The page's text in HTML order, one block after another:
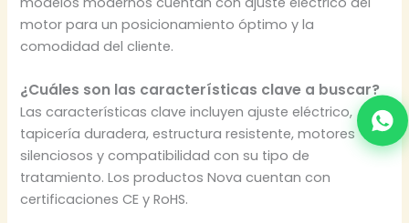
motor para un posicionamiento óptimo y la
comodidad del cliente.
¿Cuáles son las características clave a buscar?
Las características clave incluyen ajuste eléctrico,
tapicería duradera, estructura resistente, motores
silenciosos y compatibilidad con su tipo de
tratamiento. Los productos Nova cuentan con
certificaciones CE y RoHS.